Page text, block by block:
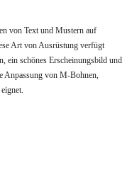
von Text und Mustern auf
Art von Ausrüstung verfügt
ein schönes Erscheinungsbild und
Anpassung von M-Bohnen,